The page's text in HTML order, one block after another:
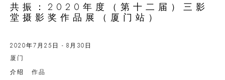
共振：2020年度（第十二届）三影
堂摄影奖作品展（厦门站）
2020年7月25日 - 8月30日
厦门
介绍
作品